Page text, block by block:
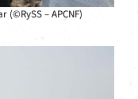
(©RySS – APCNF)